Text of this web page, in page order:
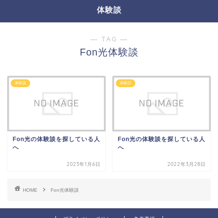
体験談
― TAG ―
Fon光体験談
体験談
Fon光の体験談を探している人
へ
2023年1月6日
体験談
Fon光の体験談を探している人
へ
2022年3月28日
HOME Fon光体験談